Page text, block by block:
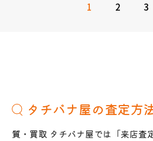
1 2 3
タチバナ屋の査定方
質・買取 タチバナ屋では「来店